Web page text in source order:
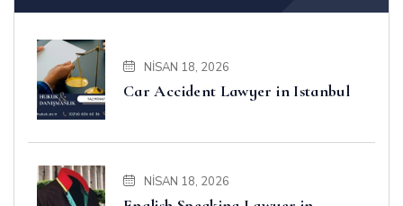
NISAN 18, 2026
Car Accident Lawyer in Istanbul
NISAN 18, 2026